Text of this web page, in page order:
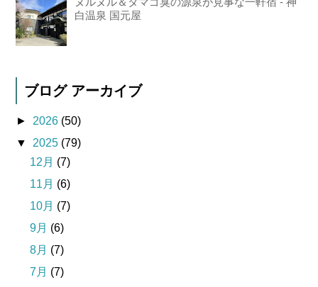
白温泉 国元屋
ブログ アーカイブ
► 2026 (50)
▼ 2025 (79)
12月 (7)
11月 (6)
10月 (7)
9月 (6)
8月 (7)
7月 (7)